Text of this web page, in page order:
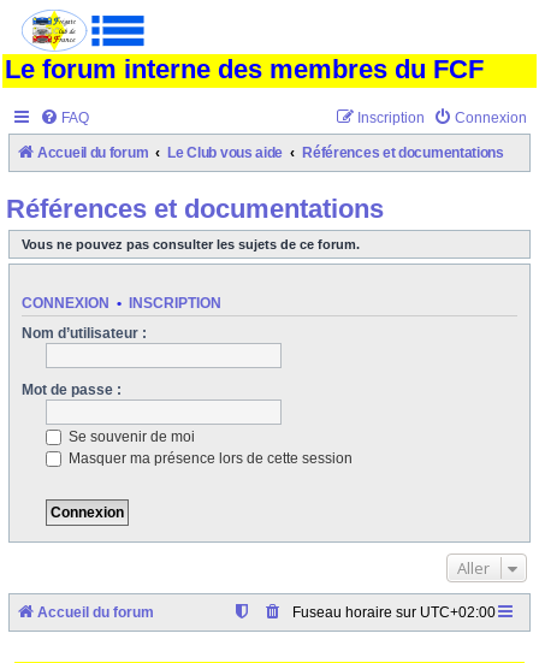
Le forum interne des membres du FCF
FAQ Connexion
Inscription
Accueil du forum Le Club vous aide Références et documentations
Références et documentations
Vous ne pouvez pas consulter les sujets de ce forum.
CONNEXION • INSCRIPTION
Nom d’utilisateur :
Mot de passe :
Se souvenir de moi
Masquer ma présence lors de cette session
Aller
Accueil du forum Fuseau horaire sur UTC+02:00